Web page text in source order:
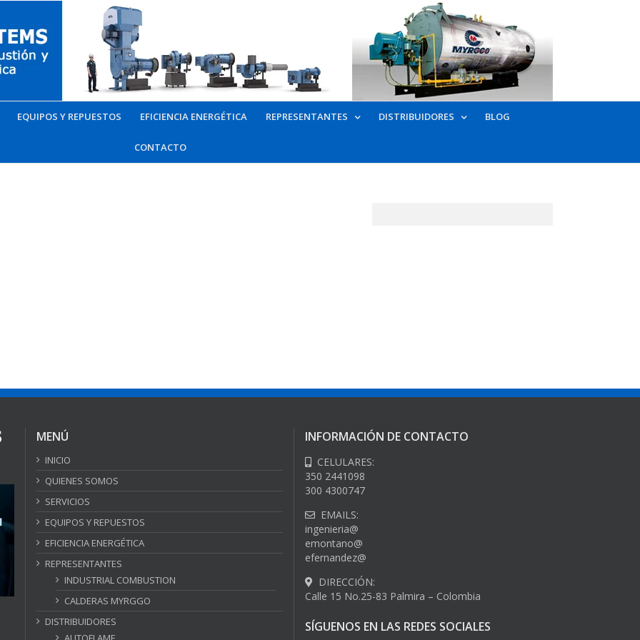
EQUIPOS Y REPUESTOS EFICIENCIA ENERGÉTICA REPRESENTANTES DISTRIBUIDORES BLOG
CONTACTO
MENÚ
INICIO
QUIENES SOMOS
SERVICIOS
EQUIPOS Y REPUESTOS
EFICIENCIA ENERGÉTICA
REPRESENTANTES
INDUSTRIAL COMBUSTION
CALDERAS MYRGGO
DISTRIBUIDORES
INFORMACIÓN DE CONTACTO
CELULARES:
350 2441098
300 4300747
EMAILS:
ingenieria@
emontano@
efernandez@
DIRECCIÓN:
Calle 15 No.25-83 Palmira – Colombia
SÍGUENOS EN LAS REDES SOCIALES